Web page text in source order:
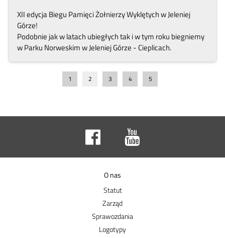
XII edycja Biegu Pamięci Żołnierzy Wyklętych w Jeleniej
Górze!
Podobnie jak w latach ubiegłych tak i w tym roku biegniemy
w Parku Norweskim w Jeleniej Górze - Cieplicach.
1 2 3 4 5
O nas
Statut
Zarząd
Sprawozdania
Logotypy